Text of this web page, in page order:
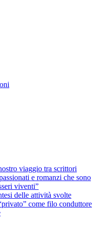
viaggio tra scrittori
e romanzi che sono
viventi”
delle attività svolte
come filo conduttore